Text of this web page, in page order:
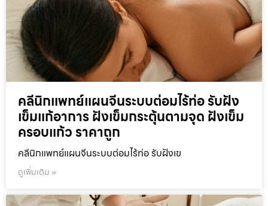
คลีนิกแพทย์แผนจีนระบบต่อมไร้ท่อ รับฝัง
เข็มแก้อาการ ฝังเข็มกระตุ้นตามจุด ฝังเข็ม
ครอบแก้ว ราคาถูก
คลีนิกแพทย์แผนจีนระบบต่อมไร้ท่อ รับฝังเข
ดูเพิ่มเติม »